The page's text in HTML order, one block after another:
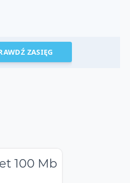
ZASIĘG
100 Mb